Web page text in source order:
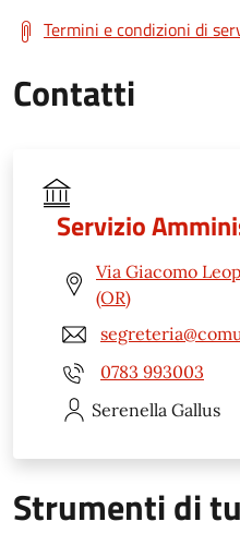
Termini e condizioni di
Contatti
Servizio
Via Giacomo
(OR)
0783 993003
Serenella Gallus
Strumenti di